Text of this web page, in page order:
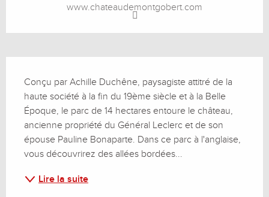
www.chateaudemontgobert.com
Conçu par Achille Duchêne, paysagiste attitré de la
haute société à la fin du 19ème siècle et à la Belle
Époque, le parc de 14 hectares entoure le château,
ancienne propriété du Général Leclerc et de son
épouse Pauline Bonaparte. Dans ce parc à l'anglaise,
vous découvrirez des allées bordées...
Lire la suite